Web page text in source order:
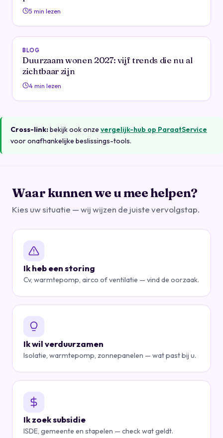
5 min lezen
BLOG
Duurzaam wonen 2027: vijf trends die nu al
zichtbaar zijn
4 min lezen
Cross-link:bekijk ook onze vergelijk-hub op ParaatService
voor onafhankelijke beslissings-tools.
Waar kunnen we u mee helpen?
Kies uw situatie — wij wijzen de juiste vervolgstap.
Ik heb een storing
Cv, warmtepomp, airco of ventilatie — vind de oorzaak.
Ik wil verduurzamen
Isolatie, warmtepomp, zonnepanelen — wat past bij u.
Ik zoek subsidie
ISDE, gemeente en stapelen — check wat geldt.